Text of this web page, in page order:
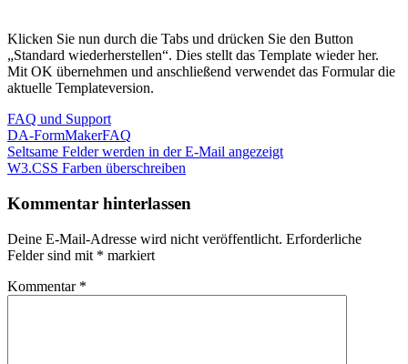
Klicken Sie nun durch die Tabs und drücken Sie den Button
„Standard wiederherstellen“. Dies stellt das Template wieder her.
Mit OK übernehmen und anschließend verwendet das Formular die
aktuelle Templateversion.
FAQ und Support
DA-FormMakerFAQ
Beitragsnavigation
Vorheriger
Beitrag:
Seltsame Felder werden in der E-Mail angezeigt
Nächster
W3.CSS Farben überschreiben
Kommentar hinterlassen
Deine E-Mail-Adresse wird nicht veröffentlicht. Erforderliche
Felder sind mit * markiert
Kommentar *